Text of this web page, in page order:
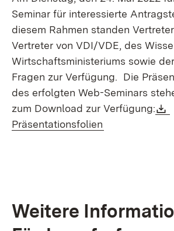
Seminar für interessierte
diesem Rahmen standen
Vertreter von VDI/VDE, des
Wirtschaftsministeriums sowie
Fragen zur Verfügung. Die
des erfolgten Web-Seminars
zum Download zur Verfügung:
Präsentationsfolien
Weitere